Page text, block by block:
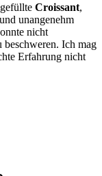
Croissant,
unangenehm
nicht
Ich mag
Erfahrung nicht